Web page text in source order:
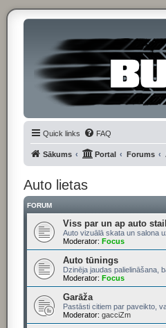
Quick links FAQ
Sākums Portal Forums
Auto lietas
FORUM
Viss par un ap auto
Auto vizuālā skata un salona
Moderator: Focus
Auto tūnings
Dzinēja jaudas palielināšana,
Moderator: Focus
Garāža
Pastāsti citiem par paveikto,
Moderator: gacciZm